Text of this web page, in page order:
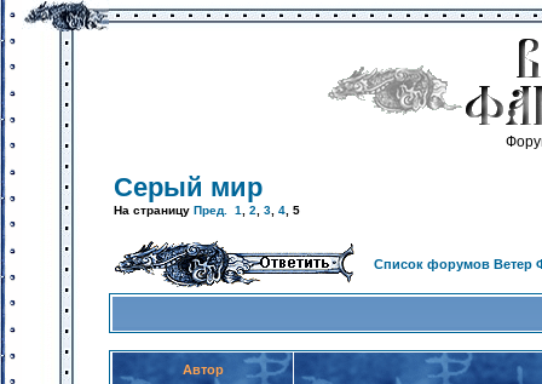
Серый мир
На страницу Пред. 1 2 3 4 5
Список форумов Ветер
Автор